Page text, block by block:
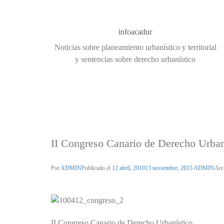
infoacadur
Noticias sobre planeamiento urbanístico y territorial
y sentencias sobre derecho urbanístico
II Congreso Canario de Derecho
PorADMINPublicado el 12 abril, 201013 noviembre, 2015ADMIN